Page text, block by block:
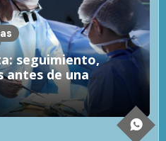
seguimiento,
antes de una